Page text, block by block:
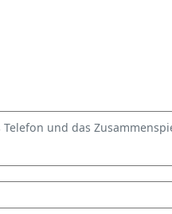
und das